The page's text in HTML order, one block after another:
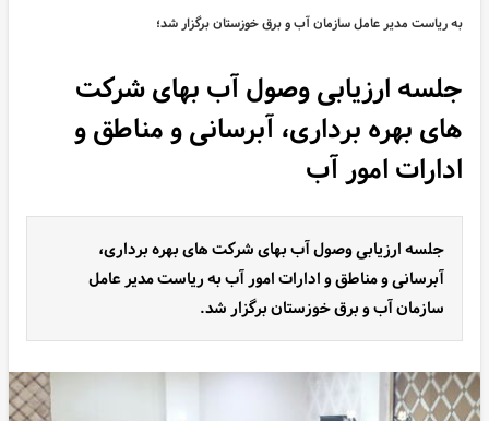
به ریاست مدیر عامل سازمان آب و برق خوزستان برگزار شد؛
جلسه ارزیابی وصول آب بهای شرکت
های بهره برداری، آبرسانی و مناطق و
ادارات امور آب
جلسه ارزیابی وصول آب بهای شرکت های بهره برداری،
آبرسانی و مناطق و ادارات امور آب به ریاست مدیر عامل
سازمان آب و برق خوزستان برگزار شد.